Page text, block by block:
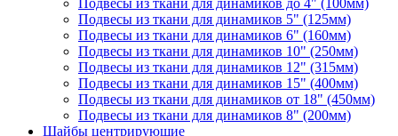
Подвесы из ткани для динамиков до 4" (100мм)
Подвесы из ткани для динамиков 5" (125мм)
Подвесы из ткани для динамиков 6" (160мм)
Подвесы из ткани для динамиков 10" (250мм)
Подвесы из ткани для динамиков 12" (315мм)
Подвесы из ткани для динамиков 15" (400мм)
Подвесы из ткани для динамиков от 18" (450мм)
Подвесы из ткани для динамиков 8" (200мм)
Шайбы центрирующие